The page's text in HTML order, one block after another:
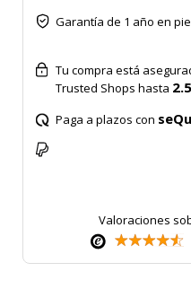
Garantía de 1 año en
Tu compra está
Trusted Shops hasta
Paga a plazos con
Valoraciones